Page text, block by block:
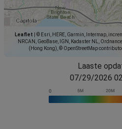
Leaflet
© Esri, HERE, Garmin, Intermap,
NRCAN, GeoBase, IGN, Kadaster NL,
(Hong Kong), © OpenStreetMap
Laaste
07/29/2026